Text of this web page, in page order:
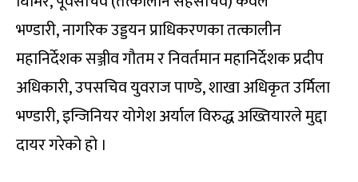
भण्डारी, नागरिक उड्डयन प्राधिकरणका तत्कालीन
महानिर्देशक सञ्जीव गौतम र निवर्तमान महानिर्देशक प्रदीप
अधिकारी, उपसचिव युवराज पाण्डे, शाखा अधिकृत उर्मिला
भण्डारी, इन्जिनियर योगेश अर्याल विरुद्ध अख्तियारले मुद्दा
दायर गरेको हो ।